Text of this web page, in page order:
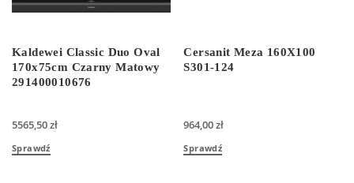
Kaldewei Classic Duo Oval
170x75cm Czarny Matowy
291400010676
5565,50zł
Sprawdź
Cersanit Meza 160X100
S301-124
964,00zł
Sprawdź